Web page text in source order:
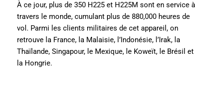
À ce jour, plus de 350 H225 et H225M sont en service à
travers le monde, cumulant plus de 880,000 heures de
vol. Parmi les clients militaires de cet appareil, on
retrouve la France, la Malaisie, l’Indonésie, l’Irak, la
Thaïlande, Singapour, le Mexique, le Koweït, le Brésil et
la Hongrie.